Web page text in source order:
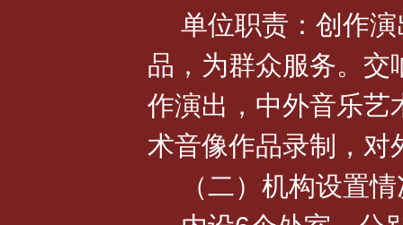
单位职责：创作
品，为群众服务。交
作演出，中外音乐艺
术音像作品录制，对
（二）机构设置